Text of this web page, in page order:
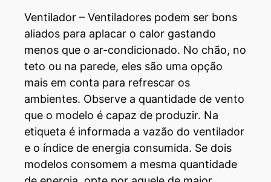
Ventilador – Ventiladores podem ser bons
aliados para aplacar o calor gastando
menos que o ar-condicionado. No chão, no
teto ou na parede, eles são uma opção
mais em conta para refrescar os
ambientes. Observe a quantidade de vento
que o modelo é capaz de produzir. Na
etiqueta é informada a vazão do ventilador
e o índice de energia consumida. Se dois
modelos consomem a mesma quantidade